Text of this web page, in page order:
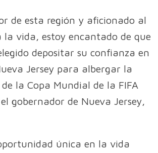
de esta región y aficionado al
vida, estoy encantado de que
depositar su confianza en
Jersey para albergar la
la Copa Mundial de la FIFA
gobernador de Nueva Jersey,
única en la vida